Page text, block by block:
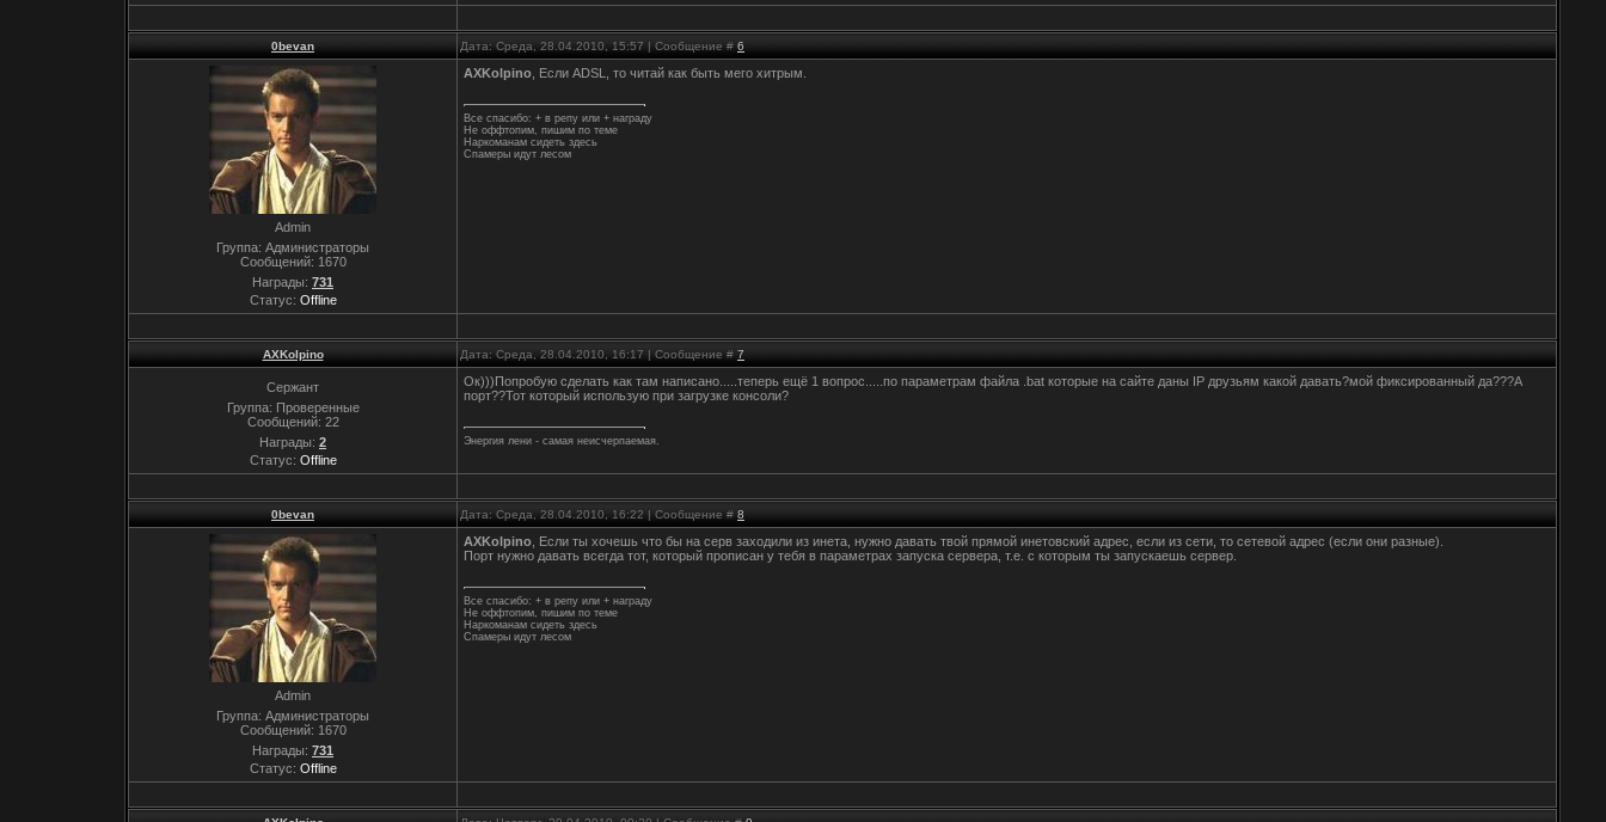
0bevan Дата: Среда, 28.04.2010, 15:57 | Сообщение # 6
Admin
Группа: Администраторы
Сообщений: 1670
Награды: 731
Статус: Offline
AXKolpino , Если ADSL, то читай как быть мего хитрым.
Все спасибо: + в репу или + награду
Не оффтопим, пишим по теме
Наркоманам сидеть здесь
Спамеры идут лесом
AXKolpino Дата: Среда, 28.04.2010, 16:17 | Сообщение # 7
Сержант
Группа: Проверенные
Сообщений: 22
Награды: 2
Статус: Offline
Ок)))Попробую сделать как там написано.....теперь ещё 1 вопрос.....по параметрам файла .bat которые на сайте даны IP друзьям какой давать?мой фиксированный да???А
порт??Тот который использую при загрузке консоли?
Энергия лени - самая неисчерпаемая.
0bevan Дата: Среда, 28.04.2010, 16:22 | Сообщение # 8
Admin
Группа: Администраторы
Сообщений: 1670
Награды: 731
Статус: Offline
AXKolpino , Если ты хочешь что бы на серв заходили из инета, нужно давать твой прямой инетовский адрес, если из сети, то сетевой адрес (если они разные).
Порт нужно давать всегда тот, который прописан у тебя в параметрах запуска сервера, т.е. с которым ты запускаешь сервер.
Все спасибо: + в репу или + награду
Не оффтопим, пишим по теме
Наркоманам сидеть здесь
Спамеры идут лесом